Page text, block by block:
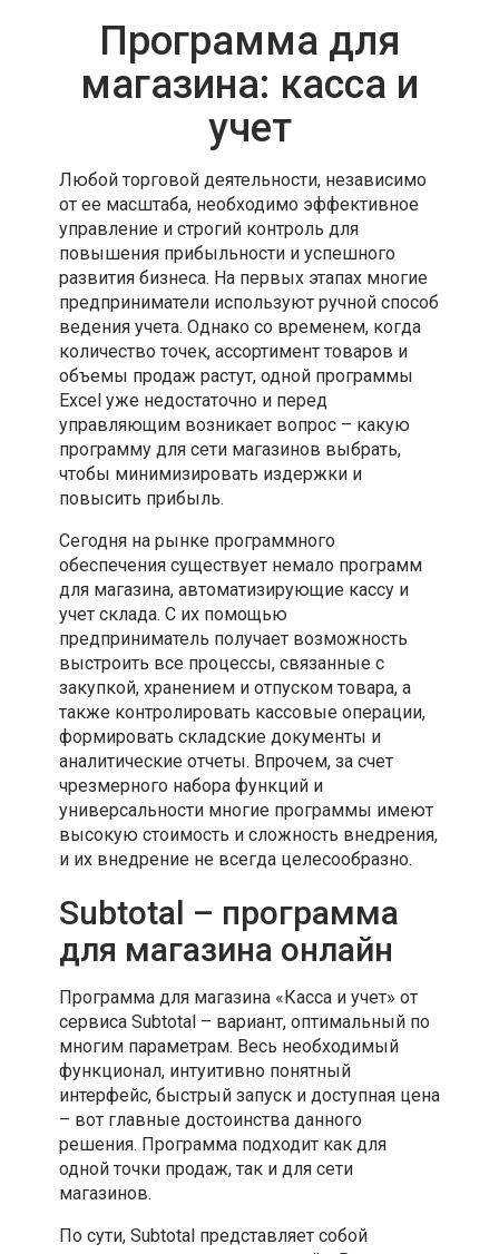
Программа для
магазина: касса и
учет
Любой торговой деятельности, независимо
от ее масштаба, необходимо эффективное
управление и строгий контроль для
повышения прибыльности и успешного
развития бизнеса. На первых этапах многие
предприниматели используют ручной способ
ведения учета. Однако со временем, когда
количество точек, ассортимент товаров и
объемы продаж растут, одной программы
Excel уже недостаточно и перед
управляющим возникает вопрос – какую
программу для сети магазинов выбрать,
чтобы минимизировать издержки и
повысить прибыль.
Сегодня на рынке программного
обеспечения существует немало программ
для магазина, автоматизирующие кассу и
учет склада. С их помощью
предприниматель получает возможность
выстроить все процессы, связанные с
закупкой, хранением и отпуском товара, а
также контролировать кассовые операции,
формировать складские документы и
аналитические отчеты. Впрочем, за счет
чрезмерного набора функций и
универсальности многие программы имеют
высокую стоимость и сложность внедрения,
и их внедрение не всегда целесообразно.
Subtotal – программа
для магазина онлайн
Программа для магазина «Касса и учет» от
сервиса Subtotal – вариант, оптимальный по
многим параметрам. Весь необходимый
функционал, интуитивно понятный
интерфейс, быстрый запуск и доступная цена
– вот главные достоинства данного
решения. Программа подходит как для
одной точки продаж, так и для сети
магазинов.
По сути, Subtotal представляет собой